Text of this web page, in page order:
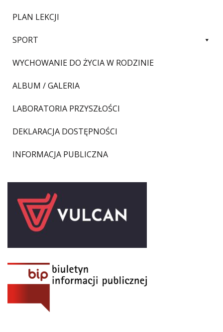
PLAN LEKCJI
SPORT
WYCHOWANIE DO ŻYCIA W RODZINIE
ALBUM / GALERIA
LABORATORIA PRZYSZŁOŚCI
DEKLARACJA DOSTĘPNOŚCI
INFORMACJA PUBLICZNA